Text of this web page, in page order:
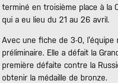
terminé en troisième place à la
qui a eu lieu du 21 au 26 avril.
Avec une fiche de 3-0,
préliminaire. Elle a défait la
première défaite contre la
obtenir la médaille de bronze.